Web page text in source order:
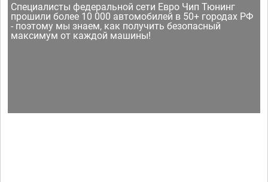
Специалисты федеральной сети Евро Чип Тюнинг
прошили более 10 000 автомобилей в 50+ городах РФ
- поэтому мы знаем, как получить безопасный
максимум от каждой машины!